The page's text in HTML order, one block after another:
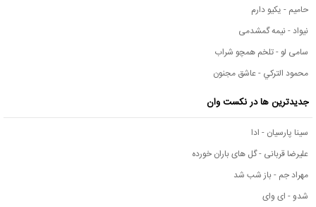
حامیم - یکیو دارم
نیواد - نیمه گمشدمی
سامی لو - تلخم همچو شراب
محمود التركي - عاشق مجنون
جدیدترین ها در نکست وان
سینا پارسیان - ادا
علیرضا قربانی - گل های باران خورده
مهراد جم - باز شب شد
شدو - ای وای